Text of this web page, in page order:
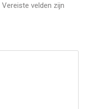
Vereiste velden zijn